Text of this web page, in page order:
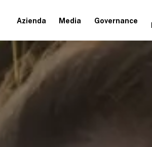
Azienda Media Governance